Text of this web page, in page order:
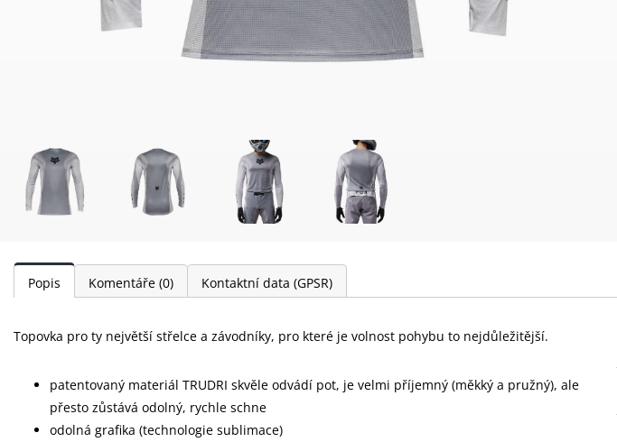
Popis Komentáře (0) Kontaktní data (GPSR)
Topovka pro ty největší střelce a závodníky, pro které je volnost pohybu to nejdůležitější.
patentovaný materiál TRUDRI skvěle odvádí pot, je velmi příjemný (měkký a pružný), ale
přesto zůstává odolný, rychle schne
odolná grafika (technologie sublimace)